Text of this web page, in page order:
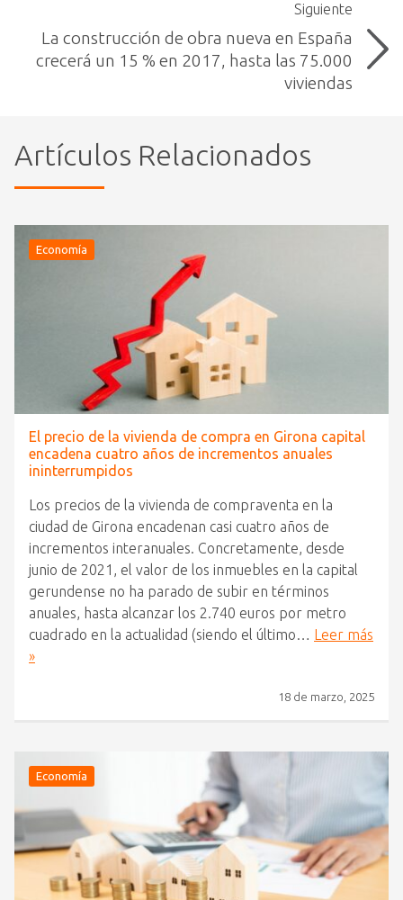
Siguiente
La construcción de obra nueva en España
crecerá un 15 % en 2017, hasta las 75.000
viviendas
Artículos Relacionados
Economía
El precio de la vivienda de compra en Girona capital
encadena cuatro años de incrementos anuales
ininterrumpidos
Los precios de la vivienda de compraventa en la
ciudad de Girona encadenan casi cuatro años de
incrementos interanuales. Concretamente, desde
junio de 2021, el valor de los inmuebles en la capital
gerundense no ha parado de subir en términos
anuales, hasta alcanzar los 2.740 euros por metro
cuadrado en la actualidad (siendo el último… Leer más
»
18 de marzo, 2025
Economía